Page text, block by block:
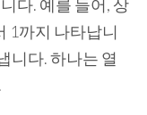
다. 예를 들어, 상
1까지 나타납니
니다. 하나는 열